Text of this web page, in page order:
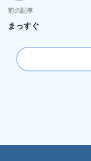
前の記事
まっすぐ